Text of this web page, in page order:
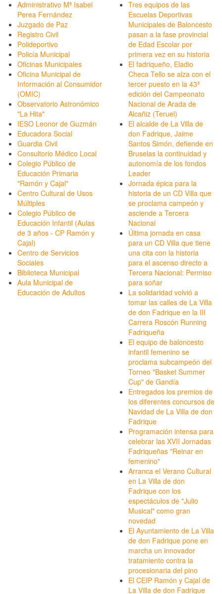
Administrativo Mª Isabel
Perea Fernández
Juzgado de Paz
Registro Civil
Polideportivo
Policía Municipal
Oficinas Municipales
Oficina Municipal de
Información al Consumidor
(OMIC)
Observatorio Astronómico
"La Hita"
IESO Leonor de Guzmán
Educadora Social
Guardia Civil
Consultorio Médico Local
Colegio Público de
Educación Primaria
"Ramón y Cajal"
Centro Cultural de Usos
Múltiples
Colegio Público de
Educación Infantil (Aulas
de 3 años - CP Ramón y
Cajal)
Centro de Servicios
Sociales
Biblioteca Municipal
Aula Municipal de
Educación de Adultos
Tres equipos de las
Escuelas Deportivas
Municipales de Baloncesto
pasan a la fase provincial
de Edad Escolar por
primera vez en su historia
El fadriqueño, Eladio
Checa Tello se alza con el
tercer puesto en la 43ª
edición del Campeonato
Nacional de Arada de
Alcañiz (Teruel)
El alcalde de La Villa de
don Fadrique, Jaime
Santos Simón, defiende en
Bruselas la continuidad y
autonomía de los fondos
Leader
Jornada épica para la
historia de un CD Villa que
se proclama campeón y
asciende a Tercera
Nacional
Última jornada en casa
para un CD Villa que tiene
una cita con la historia
para el ascenso directo a
Tercera Nacional: Permiso
para soñar
La solidaridad volvió a
tomar las calles de La Villa
de don Fadrique en la III
Carrera Roscón Running
Fadriqueña
El equipo de baloncesto
infantil femenino se
proclama subcampeón del
Torneo "Basket Summer
Cup" de Gandía
Entregados los premios de
los diferentes concursos de
Navidad de La Villa de don
Fadrique
Programación intensa para
celebrar las XVII Jornadas
Fadriqueñas "Reinar en
femenino"
Arranca el Verano Cultural
en La Villa de don
Fadrique con los
espectáculos de "Julio
Musical" como gran
novedad
El Ayuntamiento de La Villa
de don Fadrique pone en
marcha un innovador
tratamiento contra la
procesionaria del pino
El CEIP Ramón y Cajal de
La Villa de don Fadrique